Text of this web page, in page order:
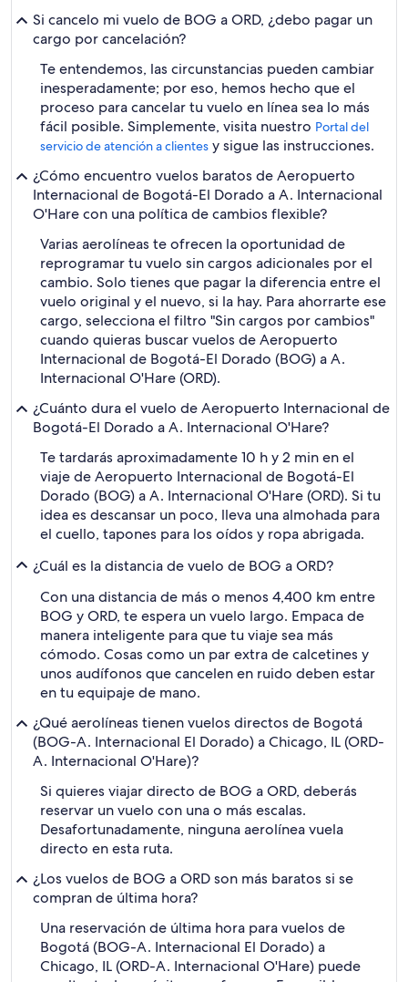
Si cancelo mi vuelo de BOG a ORD, ¿debo pagar un
cargo por cancelación?
Te entendemos, las circunstancias pueden cambiar
inesperadamente; por eso, hemos hecho que el
proceso para cancelar tu vuelo en línea sea lo más
fácil posible. Simplemente, visita nuestro Portal del
servicio de atención a clientes y sigue las instrucciones.
¿Cómo encuentro vuelos baratos de Aeropuerto
Internacional de Bogotá-El Dorado a A. Internacional
O'Hare con una política de cambios flexible?
Varias aerolíneas te ofrecen la oportunidad de
reprogramar tu vuelo sin cargos adicionales por el
cambio. Solo tienes que pagar la diferencia entre el
vuelo original y el nuevo, si la hay. Para ahorrarte ese
cargo, selecciona el filtro "Sin cargos por cambios"
cuando quieras buscar vuelos de Aeropuerto
Internacional de Bogotá-El Dorado (BOG) a A.
Internacional O'Hare (ORD).
¿Cuánto dura el vuelo de Aeropuerto Internacional de
Bogotá-El Dorado a A. Internacional O'Hare?
Te tardarás aproximadamente 10 h y 2 min en el
viaje de Aeropuerto Internacional de Bogotá-El
Dorado (BOG) a A. Internacional O'Hare (ORD). Si tu
idea es descansar un poco, lleva una almohada para
el cuello, tapones para los oídos y ropa abrigada.
¿Cuál es la distancia de vuelo de BOG a ORD?
Con una distancia de más o menos 4,400 km entre
BOG y ORD, te espera un vuelo largo. Empaca de
manera inteligente para que tu viaje sea más
cómodo. Cosas como un par extra de calcetines y
unos audífonos que cancelen en ruido deben estar
en tu equipaje de mano.
¿Qué aerolíneas tienen vuelos directos de Bogotá
(BOG-A. Internacional El Dorado) a Chicago, IL (ORD-
A. Internacional O'Hare)?
Si quieres viajar directo de BOG a ORD, deberás
reservar un vuelo con una o más escalas.
Desafortunadamente, ninguna aerolínea vuela
directo en esta ruta.
¿Los vuelos de BOG a ORD son más baratos si se
compran de última hora?
Una reservación de última hora para vuelos de
Bogotá (BOG-A. Internacional El Dorado) a
Chicago, IL (ORD-A. Internacional O'Hare) puede